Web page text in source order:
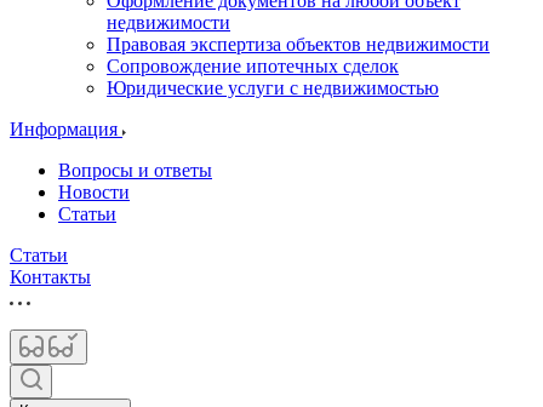
недвижимости
Правовая экспертиза объектов недвижимости
Сопровождение ипотечных сделок
Юридические услуги с недвижимостью
Информация
Вопросы и ответы
Новости
Статьи
Статьи
Контакты